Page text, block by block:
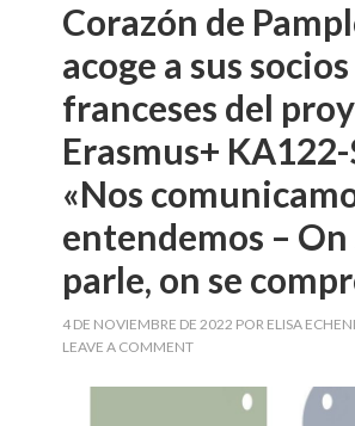
Corazón de
acoge a sus socios
franceses del
Erasmus+ KA122-
«Nos
entendemos – On
parle, on se
4 DE NOVIEMBRE DE 2022 POR ELISA
LEAVE A COMMENT